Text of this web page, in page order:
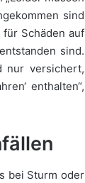
sind
Schäden auf
sind.
nur versichert,
enthalten“,
bei Sturm oder